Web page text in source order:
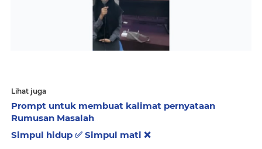
Lihat juga
Prompt untuk membuat kalimat pernyataan
Rumusan Masalah
Simpul hidup ✅️ Simpul mati ❌️